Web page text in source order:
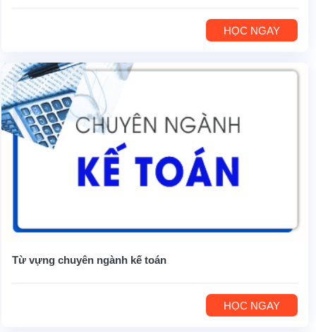
HỌC NGAY
Từ vựng chuyên ngành kế toán
HỌC NGAY